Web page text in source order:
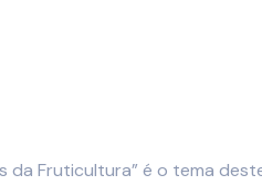
da Fruticultura” é o tema